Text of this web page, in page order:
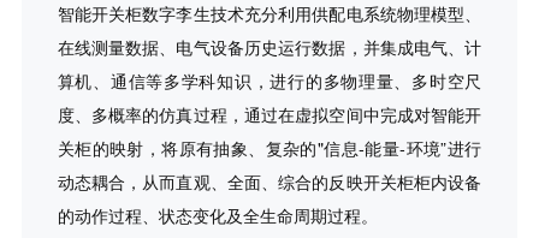
智能开关柜数字李生技术充分利用供配电系统物理模型、
在线测量数据、电气设备历史运行数据，并集成电气、计
算机、通信等多学科知识，进行的多物理量、多时空尺
度、多概率的仿真过程，通过在虚拟空间中完成对智能开
关柜的映射，将原有抽象、复杂的"信息-能量-环境”进行
动态耦合，从而直观、全面、综合的反映开关柜柜内设备
的动作过程、状态变化及全生命周期过程。